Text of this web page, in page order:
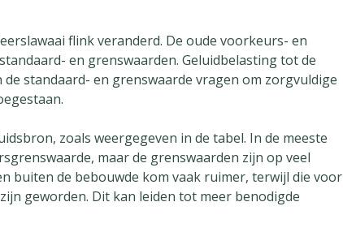
flink veranderd. De oude voorkeurs- en
en grenswaarden. Geluidbelasting tot de
standaard- en grenswaarde vragen om zorgvuldige
zoals weergegeven in de tabel. In de meeste
maar de grenswaarden zijn op veel
buiten de bebouwde kom vaak ruimer, terwijl die voor
geworden. Dit kan leiden tot meer benodigde